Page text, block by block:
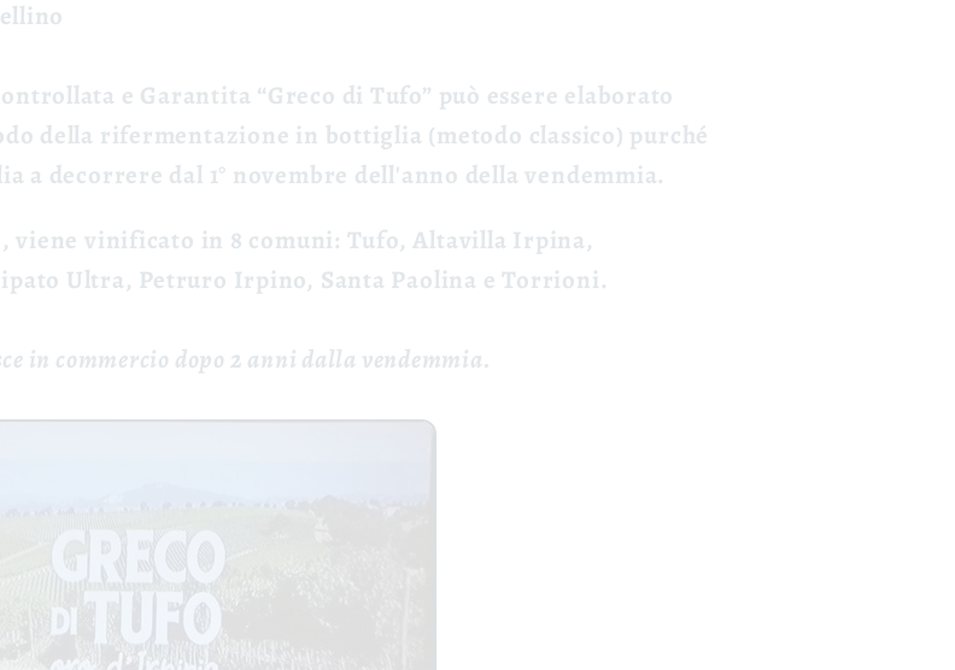
e Garantita “Greco di Tufo” può essere elaborato
della rifermentazione in bottiglia (metodo classico) purché
a decorrere dal 1° novembre dell'anno della vendemmia.
viene vinificato in 8 comuni: Tufo, Altavilla Irpina,
Ultra, Petruro Irpino, Santa Paolina e Torrioni.
in commercio dopo 2 anni dalla vendemmia.